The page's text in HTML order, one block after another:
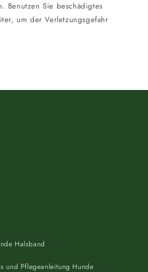
Benutzen Sie beschädigtes
um der Verletzungsgefahr
Halsband
und Pflegeanleitung Hunde